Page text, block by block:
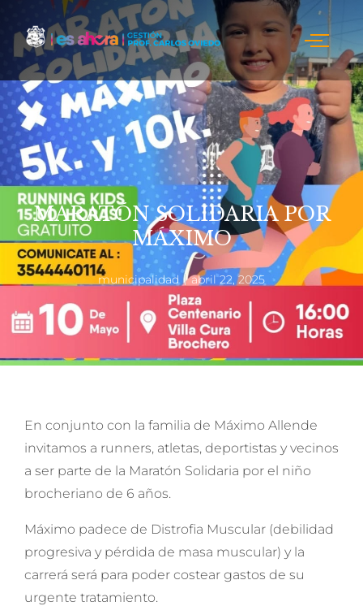
MARATÓN SOLIDARIA POR
MÁXIMO
municipalidad abril 22, 2025
En conjunto con la familia de Máximo Allende
invitamos a runners, atletas, deportistas y vecinos
a ser parte de la Maratón Solidaria por el niño
brocheriano de 6 años.
Máximo padece de Distrofia Muscular (debilidad
progresiva y pérdida de masa muscular) y la
carrerá será para poder costear gastos de su
urgente tratamiento.